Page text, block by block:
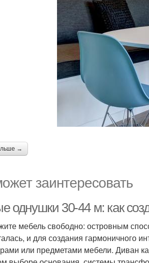
→
заинтересовать
однушки 30-44 м: как
мебель свободно: островным
и для создания гармоничного
или предметами мебели. Диван